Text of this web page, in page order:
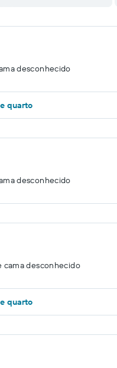
desconhecido
quarto
desconhecido
cama desconhecido
quarto